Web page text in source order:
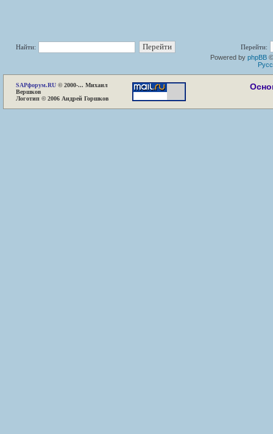
Найти:
Перейти:
Powered by phpBB
SAPфорум.RU © 2000-... Михаил
Вершков
Логотип © 2006 Андрей Горшков